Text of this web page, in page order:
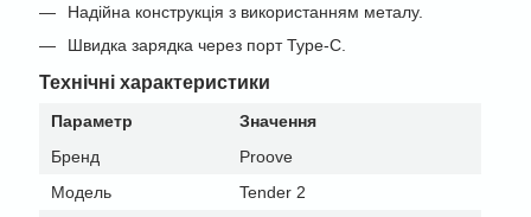
Надійна конструкція з використанням металу.
Швидка зарядка через порт Type-C.
Технічні характеристики
Параметр
Значення
Бренд
Proove
Модель
Tender 2